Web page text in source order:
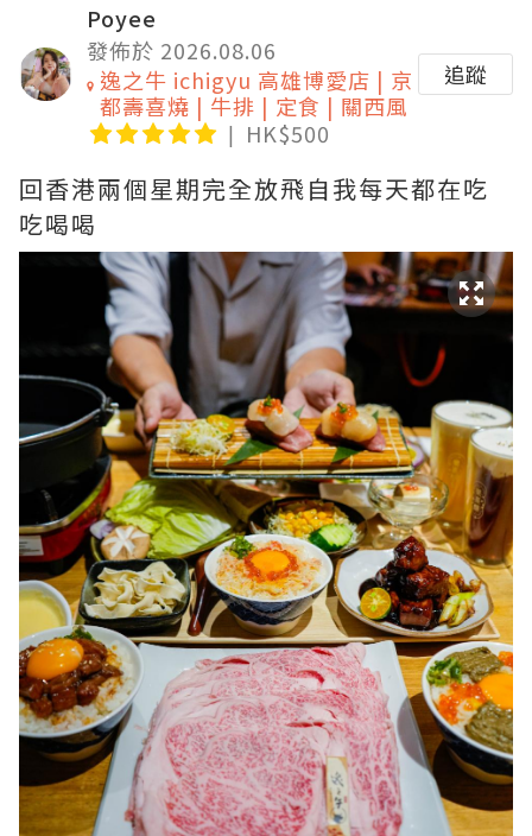
Poyee
發佈於 2026.08.06
逸之牛 ichigyu 高雄博愛店 | 京
都壽喜燒 | 牛排 | 定食 | 關西風
HK$500
追蹤
回香港兩個星期完全放飛自我每天都在吃
吃喝喝